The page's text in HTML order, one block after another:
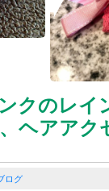
ピーリング
レーター治療
ヒアルロ
ボトックス修正
ボトックス
メ
イエット
ロア
診療
グ
クのレイ
ヘアアク
ログ